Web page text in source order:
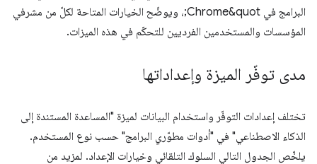
البرامج في Chrome&quot;، ويوضّح الخيارات المتاحة لكلّ من مشرفي
المؤسسات والمستخدمين الفرديين للتحكّم في هذه الميزات.
مدى توفّر الميزة وإعداداتها
تختلف إعدادات التوفّر واستخدام البيانات لميزة "المساعدة المستندة إلى
الذكاء الاصطناعي" في "أدوات مطوّري البرامج" حسب نوع المستخدم.
يلخّص الجدول التالي السلوك التلقائي وخيارات الإعداد. لمزيد من